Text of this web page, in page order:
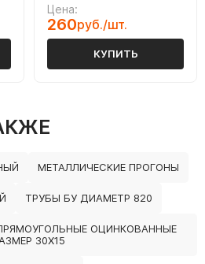
Цена:
260руб./шт.
КУПИТЬ
МЕТАЛЛИЧЕСКИЕ ПРОГОНЫ
ТРУБЫ БУ ДИАМЕТР 820
ОЦИНКОВАННЫЕ
30Х15